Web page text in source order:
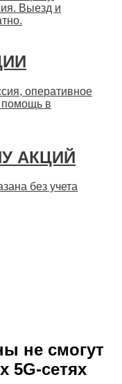
Выезд и
оперативное
помощь в
АКЦИЙ
без учета
не смогут
5G-сетях